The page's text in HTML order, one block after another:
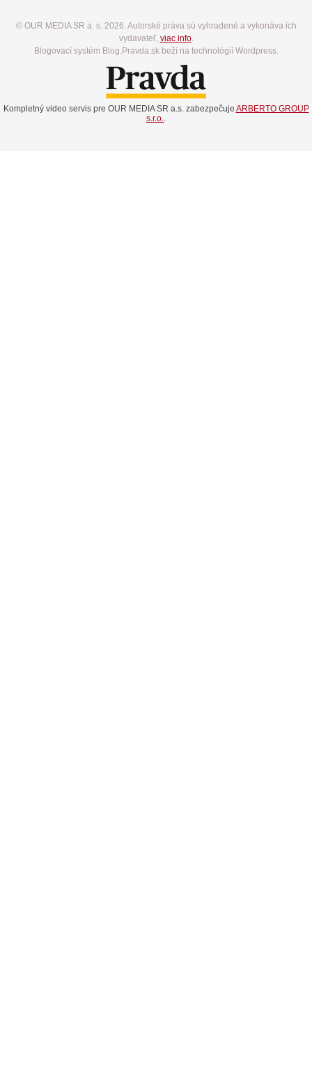
© OUR MEDIA SR a. s. 2026. Autorské práva sú vyhradené a vykonáva ich
vydavateľ, viac info.
Blogovací systém Blog.Pravda.sk beží na technológií Wordpress.
Kompletný video servis pre OUR MEDIA SR a.s. zabezpečuje ARBERTO GROUP
s.r.o.